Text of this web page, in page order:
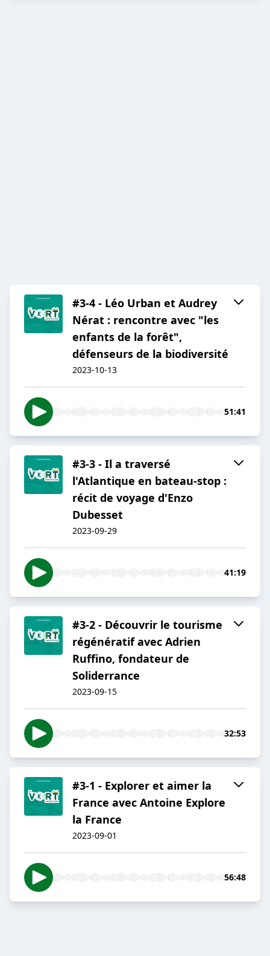
#3-4 - Léo Urban et Audrey
Nérat : rencontre avec "les
enfants de la forêt",
défenseurs de la biodiversité
2023-10-13
51:41
#3-3 - Il a traversé
l'Atlantique en bateau-stop :
récit de voyage d'Enzo
Dubesset
2023-09-29
41:19
#3-2 - Découvrir le tourisme
régénératif avec Adrien
Ruffino, fondateur de
Soliderrance
2023-09-15
32:53
#3-1 - Explorer et aimer la
France avec Antoine Explore
la France
2023-09-01
56:48